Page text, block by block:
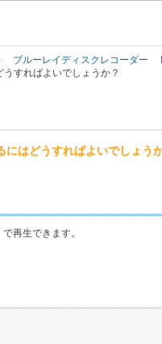
ブルーレイディスクレコーダー
すればよいでしょうか？
はどうすればよいでしょう
再生できます。